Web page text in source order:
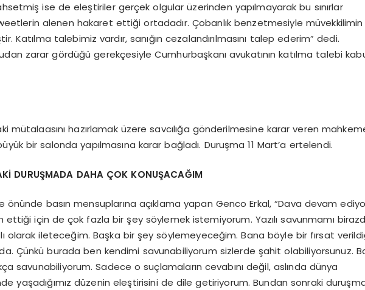
ise de eleştiriler gerçek olgular üzerinden yapılmayarak bu sınırlar
alenen hakaret ettiği ortadadır. Çobanlık benzetmesiyle müvekkilimin
Katılma talebimiz vardır, sanığın cezalandırılmasını talep ederim” dedi.
zarar gördüğü gerekçesiyle Cumhurbaşkanı avukatının katılma talebi
mütalaasını hazırlamak üzere savcılığa gönderilmesine karar veren
bir salonda yapılmasına karar bağladı. Duruşma 11 Mart’a ertelendi.
DURUŞMADA DAHA ÇOK KONUŞACAĞIM
önünde basın mensuplarına açıklama yapan Genco Erkal, “Dava devam
ettiği için de çok fazla bir şey söylemek istemiyorum. Yazılı savunmamı
olarak ileteceğim. Başka bir şey söylemeyeceğim. Bana böyle bir fırsat
Çünkü burada ben kendimi savunabiliyorum sizlerde şahit olabiliyorsunuz.
savunabiliyorum. Sadece o suçlamaların cevabını değil, aslında dünya
yaşadığımız düzenin eleştirisini de dile getiriyorum. Bundan sonraki